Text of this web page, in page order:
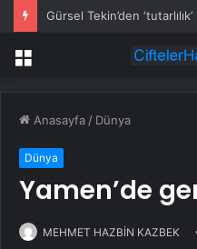
Menü
Anasayfa / Dünya
Dünya
Yamen’de
MEHMET HAZBİN KAZBEK